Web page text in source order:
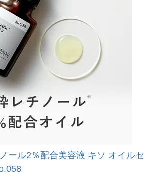
ール2％配合美容液 キソ オイルセ